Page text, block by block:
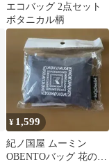
エコバッグ 2点セット
ボタニカル柄
¥ 1,599
紀ノ国屋 ムーミン
OBENTOバッグ 花のポ